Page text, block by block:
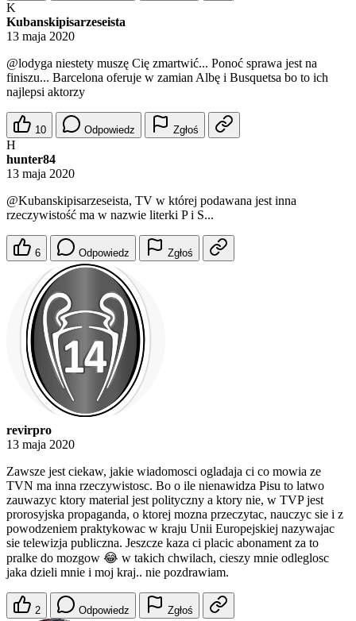
K
Kubanskipisarzeseista
13 maja 2020
@lodyga niestety muszę Cię zmartwić... Ponoć sprawa jest na
finiszu... Barcelona oferuje w zamian Albę i Busquetsa bo to ich
najlepsi aktorzy
10 Odpowiedz Zgłoś
H
hunter84
13 maja 2020
@Kubanskipisarzeseista, TV w której podawana jest inna
rzeczywistość ma w nazwie literki P i S...
6 Odpowiedz Zgłoś
revirpro
13 maja 2020
Zawsze jest ciekaw, jakie wiadomosci ogladaja ci co mowia ze
TVN ma inna rzeczywistosc. Bo o ile nienawidza Pisu to latwo
zauwazyc ktory material jest polityczny a ktory nie, w TVP jest
prorosyjska propaganda, o ktorej mozna przeczytac, nauczyc sie i z
powodzeniem praktykowac w kraju Unii Europejskiej nazywajac
sie telewizja publiczna. Jeszcze kaza ci placic abonament za to
pralke do mozgow 😂 w takich chwilach, cieszy mnie odleglosc
jaka dzieli mnie i moj kraj.. nie pozdrawiam.
2 Odpowiedz Zgłoś